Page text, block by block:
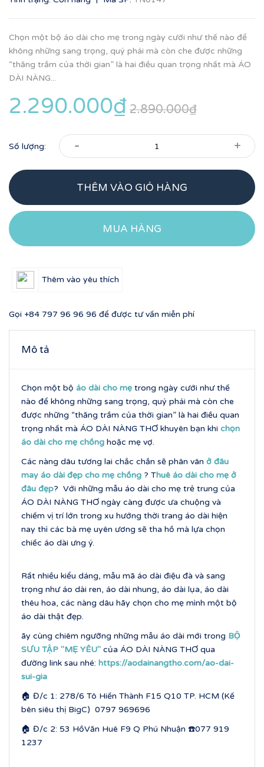
Chọn một bộ áo dài cho mẹ trong ngày cưới như thế nào để
không những sang trọng, quý phái mà còn che được những
“thăng trầm của thời gian” là hai điều quan trọng nhất mà ÁO
DÀI NÀNG...
2.290.000₫ 2.890.000₫
Số lượng: - +
THÊM VÀO GIỎ HÀNG
MUA HÀNG
Thêm vào yêu thích
Gọi +84 797 96 96 96 để được tư vấn miễn phí
Mô tả
Chọn một bộ áo dài cho mẹ trong ngày cưới như thế
nào để không những sang trọng, quý phái mà còn che
được những “thăng trầm của thời gian” là hai điều quan
trọng nhất mà ÁO DÀI NÀNG THƠ khuyên bạn khi chọn
áo dài cho mẹ chồng hoặc mẹ vợ.
Các nàng dâu tương lai chắc chắn sẽ phân vân ở đâu
may áo dài đẹp cho mẹ chồng ? Thuê áo dài cho mẹ ở
đâu đẹp? Với những mẫu áo dài cho mẹ trẻ trung của
ÁO DÀI NÀNG THƠ ngày càng được ưa chuộng và
chiếm vị trí lớn trong xu hướng thời trang áo dài hiện
nay thì các bà mẹ uyên ương sẽ tha hồ mà lựa chọn
chiếc áo dài ưng ý.
Rất nhiều kiểu dáng, mẫu mã áo dài điệu đà và sang
trọng như áo dài ren, áo dài nhung, áo dài lụa, áo dài
thêu hoa, các nàng dâu hãy chọn cho mẹ mình một bộ
áo dài thật đẹp.
ãy cùng chiêm ngưỡng những mẫu áo dài mới trong BỘ
SƯU TẬP ''MẸ YÊU'' của ÁO DÀI NÀNG THƠ qua
đường link sau nhé: https://aodainangtho.com/ao-dai-
sui-gia
🏠 Đ/c 1: 278/6 Tô Hiến Thành F15 Q10 TP. HCM (Kế
bên siêu thị BigC) 0797 969696
🏠 Đ/c 2: 53 HồVăn Huê F9 Q Phú Nhuận ☎️077 919
1237